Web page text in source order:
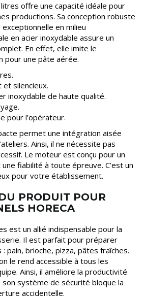
offre une capacité idéale pour
productions. Sa conception robuste
en milieu
en acier inoxydable assure un
En effet, elle imite le
pour une pâte aérée.
silencieux.
inoxydable de haute qualité.
pour l’opérateur.
permet une intégration aisée
Ainsi, il ne nécessite pas
Le moteur est conçu pour un
fiabilité à toute épreuve. C’est un
pour votre établissement.
PRODUIT POUR
HORECA
est un allié indispensable pour la
Il est parfait pour préparer
pain, brioche, pizza, pâtes fraîches.
le rend accessible à tous les
Ainsi, il améliore la productivité
système de sécurité bloque la
accidentelle.